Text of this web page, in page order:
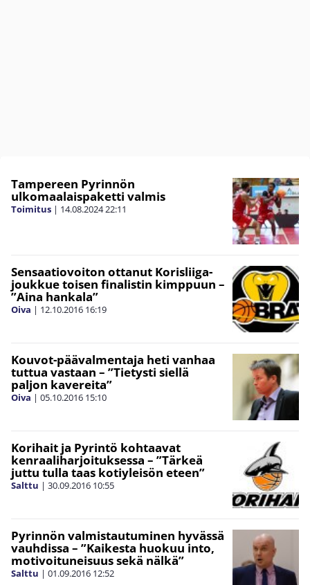
Tampereen Pyrinnön
ulkomaalaispaketti valmis
Toimitus | 14.08.202422:11
Sensaatiovoiton ottanut Korisliiga-
joukkue toisen finalistin kimppuun –
”Aina hankala”
Oiva | 12.10.2016 16:19
Kouvot-päävalmentaja heti vanhaa
tuttua vastaan – ”Tietysti siellä
paljon kavereita”
Oiva | 05.10.2016 15:10
Korihait ja Pyrintö kohtaavat
kenraaliharjoituksessa – ”Tärkeä
juttu tulla taas kotiyleisön eteen”
Salttu | 30.09.2016 10:55
Pyrinnön valmistautuminen hyvässä
vauhdissa – ”Kaikesta huokuu into,
motivoituneisuus sekä nälkä”
Salttu | 01.09.2016 12:52